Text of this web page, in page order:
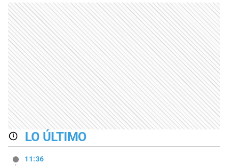
LO ÚLTIMO
11:36